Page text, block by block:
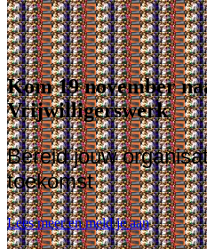
Kom 19 november
Vrijwilligerswerk
Bereid jouw
toekomst
Lees meer en meld je aan